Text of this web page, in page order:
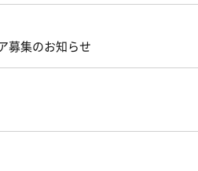
募集のお知らせ